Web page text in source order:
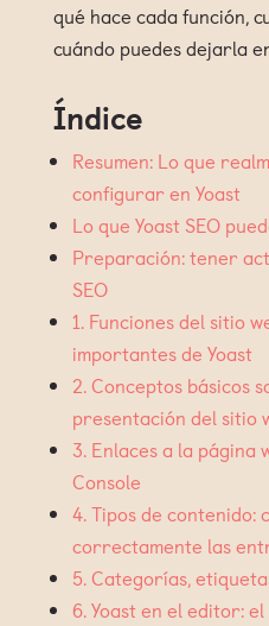
qué hace cada función,
cuándo puedes dejarla
Índice
Resumen: Lo que
configurar en Yoast
Lo que Yoast SEO
Preparación: tener
SEO
1. Funciones del sitio
importantes de Yoast
2. Conceptos básicos
presentación del sitio
3. Enlaces a la
Console
4. Tipos de contenido:
correctamente las
5. Categorías,
6. Yoast en el editor: